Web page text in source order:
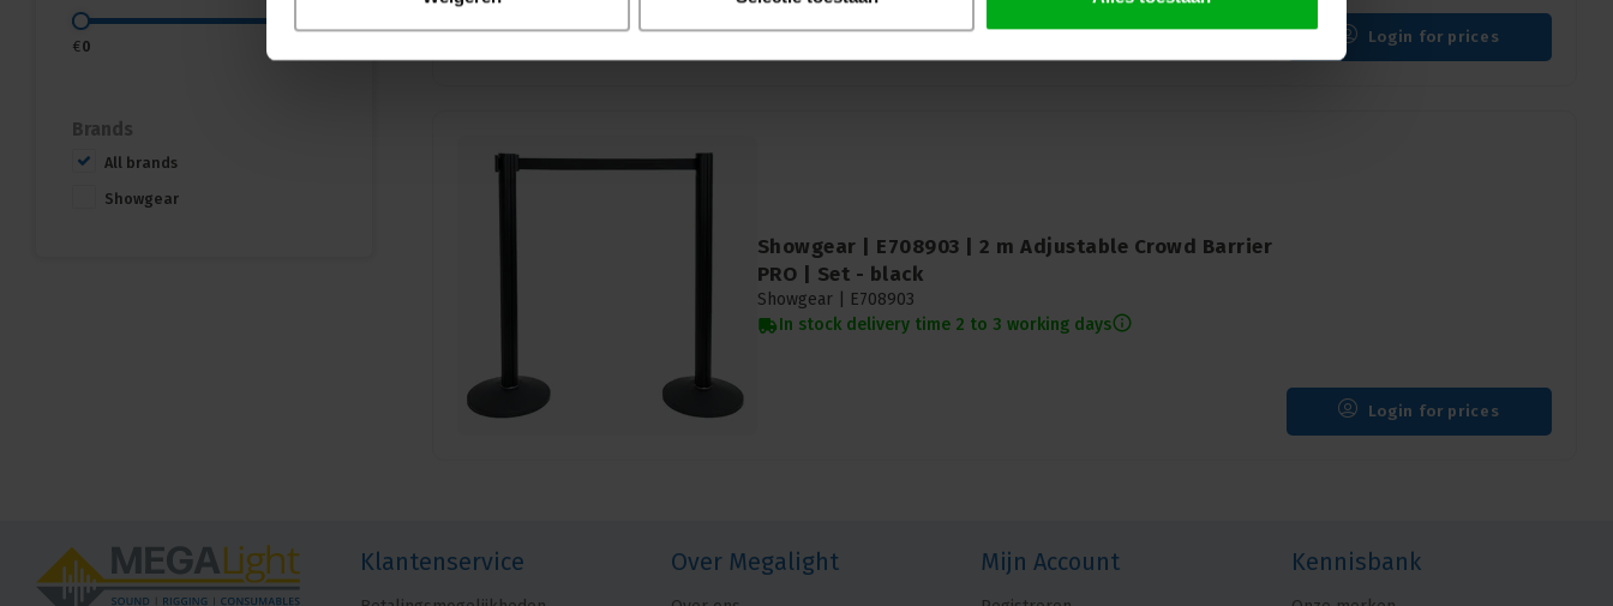
€0
Brands
All brands
Showgear
Login for prices
Showgear | E708903 | 2 m Adjustable Crowd Barrier
PRO | Set - black
Showgear |
E708903
In stock delivery time 2 to 3 working days
Login for prices
Klantenservice Over Megalight Mijn Account Kennisbank